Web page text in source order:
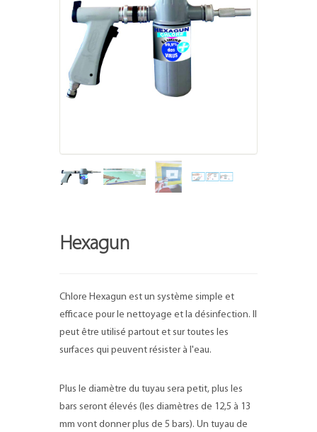
Hexagun
Chlore Hexagun est un système simple et
efficace pour le nettoyage et la désinfection. Il
peut être utilisé partout et sur toutes les
surfaces qui peuvent résister à l'eau.
Plus le diamètre du tuyau sera petit, plus les
bars seront élevés (les diamètres de 12,5 à 13
mm vont donner plus de 5 bars). Un tuyau de